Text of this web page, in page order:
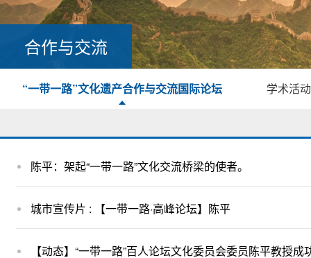
合作与交流
“一带一路”文化遗产合作与交流国际论坛 学术活
陈平：架起“一带一路”文化交流桥梁的使者。
城市宣传片 : 【一带一路·高峰论坛】陈平
【动态】“一带一路”百人论坛文化委员会委员陈平教授成